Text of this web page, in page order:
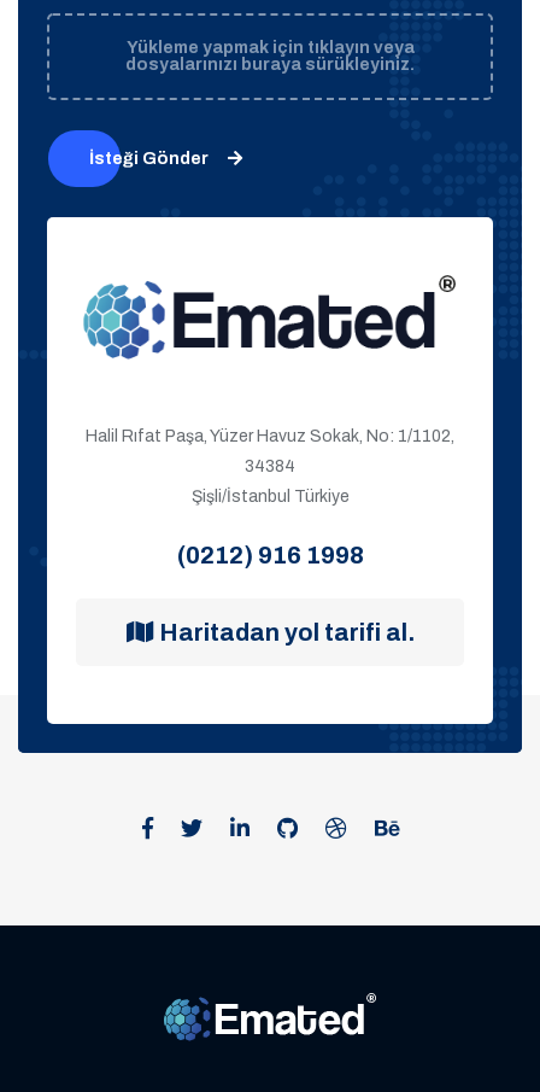
Yükleme yapmak için tıklayın veya
dosyalarınızı buraya sürükleyiniz.
İsteği Gönder
Halil Rıfat Paşa, Yüzer Havuz Sokak, No: 1/1102,
34384
Şişli/İstanbul Türkiye
(0212) 916 1998
Haritadan yol tarifi al.